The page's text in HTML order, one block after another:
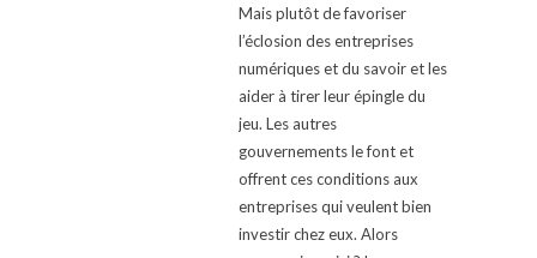
Mais plutôt de favoriser
l’éclosion des entreprises
numériques et du savoir et les
aider à tirer leur épingle du
jeu. Les autres
gouvernements le font et
offrent ces conditions aux
entreprises qui veulent bien
investir chez eux. Alors